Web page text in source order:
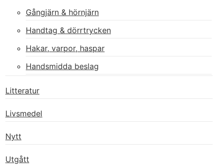
Gångjärn & hörnjärn
Handtag & dörrtrycken
Hakar, varpor, haspar
Handsmidda beslag
Litteratur
Livsmedel
Nytt
Utgått